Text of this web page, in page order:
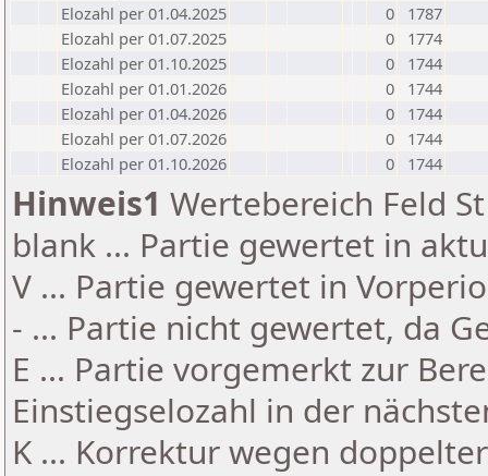
Elozahl per 01.04.2025
0
1787
Elozahl per 01.07.2025
0
1774
Elozahl per 01.10.2025
0
1744
Elozahl per 01.01.2026
0
1744
Elozahl per 01.04.2026
0
1744
Elozahl per 01.07.2026
0
1744
Elozahl per 01.10.2026
0 1744
Hinweis1 Wertebereich Feld
blank ... Partie gewertet in
V ... Partie gewertet in
- ... Partie nicht gewertet, da
E ... Partie vorgemerkt zur
Einstiegselozahl in der
K ... Korrektur wegen